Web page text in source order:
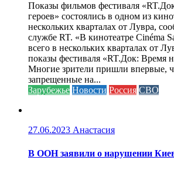
Показы фильмов фестиваля
героев» состоялись в одном из
нескольких кварталах от Лувра,
службе RT. «В кинотеатре Cinéma
всего в нескольких кварталах от
показы фестиваля «RT.Док: Время
Многие зрители пришли впервые,
запрещенные на...
Зарубежье Новости Россия СВО
27.06.2023 Анастасия
В ООН заявили о нарушении